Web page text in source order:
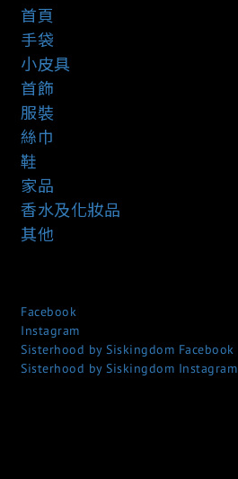
首頁
手袋
小皮具
首飾
服裝
絲巾
鞋
家品
香水及化妝品
其他
Facebook
Instagram
Sisterhood by Siskingdom Facebook
Sisterhood by Siskingdom Instagram